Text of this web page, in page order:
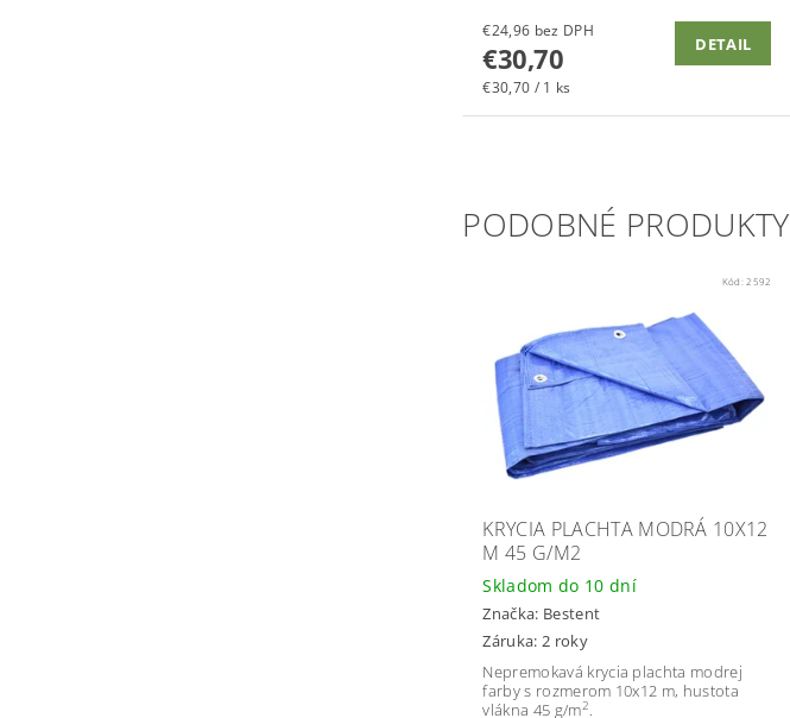
€24,96 bez DPH
€30,70
€30,70 / 1 ks
DETAIL
PODOBNÉ PRODUKTY
Kód:2592
KRYCIA PLACHTA MODRÁ 10X12
M 45 G/M2
Skladom do 10 dní
Značka: Bestent
Záruka: 2 roky
Nepremokavá krycia plachta modrej
farby s rozmerom 10x12 m, hustota
vlákna 45 g/m2.